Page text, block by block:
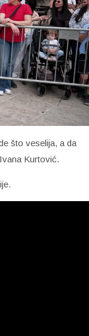
što veselija, a da
Kurtović.